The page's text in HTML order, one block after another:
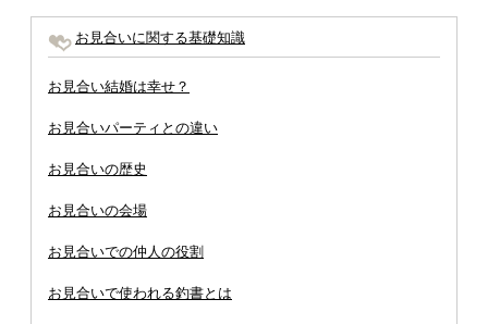
お見合いに関する基礎知識
お見合い結婚は幸せ？
お見合いパーティとの違い
お見合いの歴史
お見合いの会場
お見合いでの仲人の役割
お見合いで使われる釣書とは